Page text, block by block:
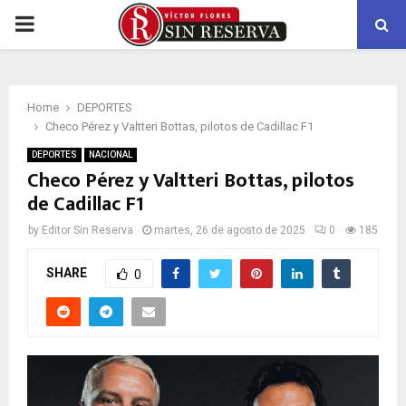
PRIMARY
Home
DEPORTES
Checo Pérez y Valtteri Bottas, pilotos de Cadillac F1
DEPORTES NACIONAL
Checo Pérez y Valtteri Bottas, pilotos
de Cadillac F1
by Editor Sin Reserva martes, 26 de agosto de 2025 0 185
SHARE 0